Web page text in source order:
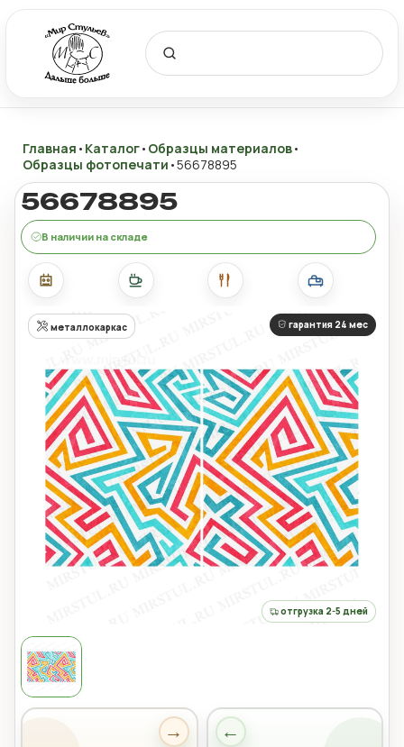
Главная • Каталог• Образцы материалов•
Образцы фотопечати •56678895
56678895
В наличии на складе
←
→
металлокаркас гарантия 24 мес
отгрузка 2-5 дней